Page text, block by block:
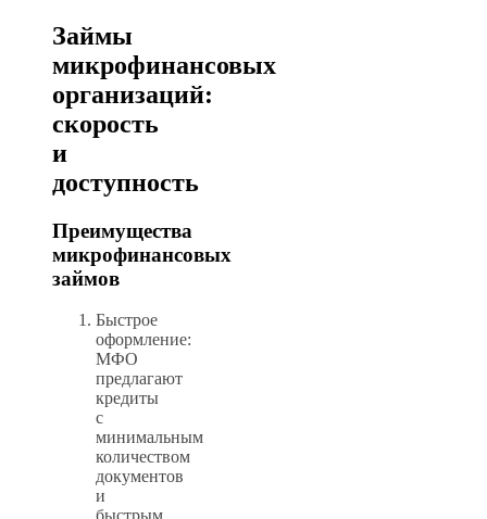
Займы
микрофинансовых
организаций:
скорость
и
доступность
Преимущества
микрофинансовых
займов
Быстрое
оформление:
МФО
предлагают
кредиты
с
минимальным
количеством
документов
и